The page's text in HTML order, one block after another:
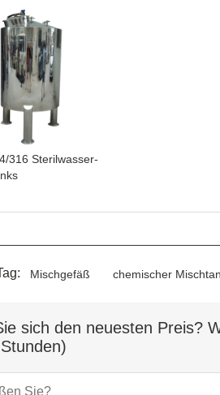
316 Sterilwasser-
Mischgefäß chemischer
sich den neuesten Preis?